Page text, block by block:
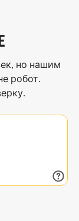
но нашим
робот.